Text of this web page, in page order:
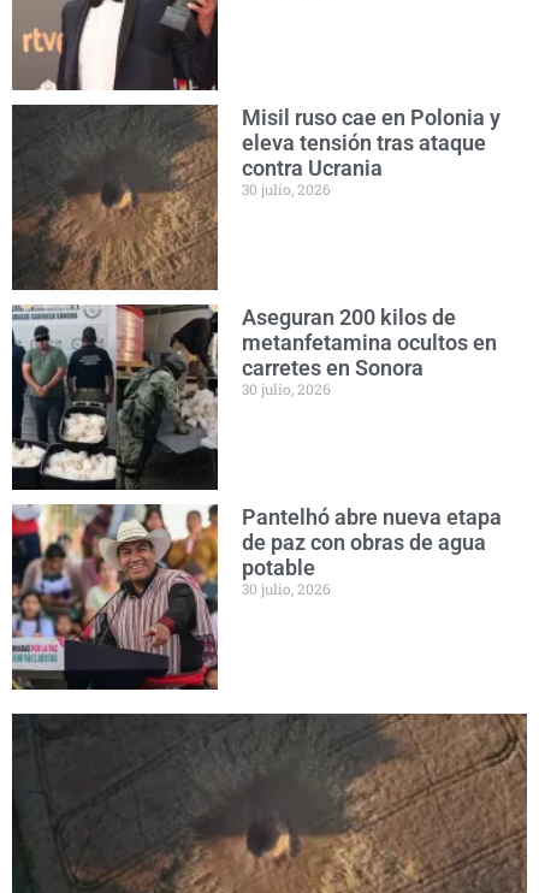
Misil ruso cae en Polonia y
eleva tensión tras ataque
contra Ucrania
30 julio, 2026
Aseguran 200 kilos de
metanfetamina ocultos en
carretes en Sonora
30 julio, 2026
Pantelhó abre nueva etapa
de paz con obras de agua
potable
30 julio, 2026